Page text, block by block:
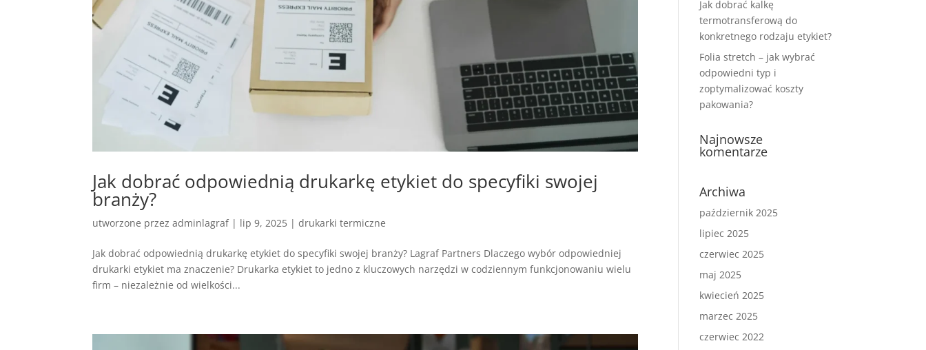
Jak dobrać odpowiednią drukarkę etykiet do specyfiki swojej
branży?
utworzone przezadminlagraf| lip 9, 2025 |drukarki termiczne
Jak dobrać odpowiednią drukarkę etykiet do specyfiki swojej branży? Lagraf Partners Dlaczego wybór odpowiedniej
drukarki etykiet ma znaczenie? Drukarka etykiet to jedno z kluczowych narzędzi w codziennym funkcjonowaniu wielu
firm – niezależnie od wielkości...
Jak dobrać kalkę
termotransferową do
konkretnego rodzaju etykiet?
Folia stretch – jak wybrać
odpowiedni typ i
zoptymalizować koszty
pakowania?
Najnowsze
komentarze
Archiwa
październik 2025
lipiec 2025
czerwiec 2025
maj 2025
kwiecień 2025
marzec 2025
czerwiec 2022